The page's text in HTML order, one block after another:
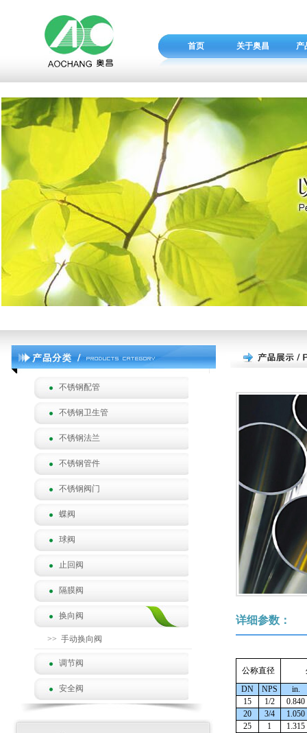
首页 关于奥昌 产
不锈钢配管
不锈钢卫生管
不锈钢法兰
不锈钢管件
不锈钢阀门
蝶阀
球阀
止回阀
隔膜阀
换向阀
>> 手动换向阀
调节阀
安全阀
详细参数：
公称直径
DN
NPS
in.
15
1/2
0.840
20
3/4
1.050
25
1
1.315